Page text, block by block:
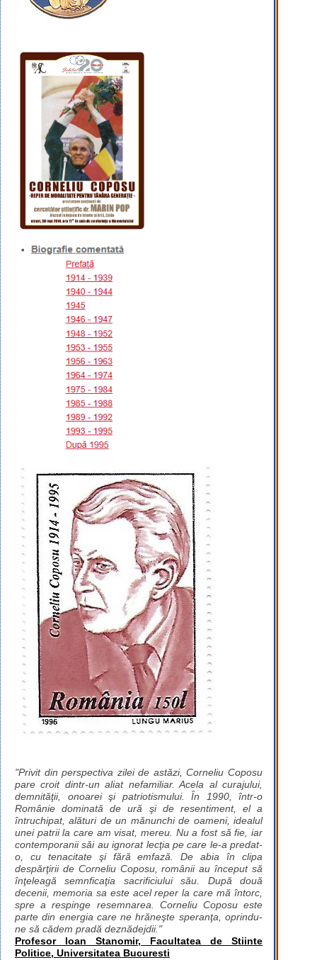
"Privit din perspectiva zilei de astăzi, Corneliu Coposu
pare croit dintr-un aliat nefamiliar. Acela al curajului,
demnităţii, onoarei şi patriotismului. În 1990, într-o
Românie dominată de ură şi de resentiment, el a
întruchipat, alături de un mănunchi de oameni, idealul
unei patrii la care am visat, mereu. Nu a fost să fie, iar
contemporanii săi au ignorat lecţia pe care le-a predat-
o, cu tenacitate şi fără emfază. De abia în clipa
despărţirii de Corneliu Coposu, românii au început să
înţeleagă semnficaţia sacrificiului său. După două
decenii, memoria sa este acel reper la care mă întorc,
spre a respinge resemnarea. Corneliu Coposu este
parte din energia care ne hrăneşte speranţa, oprindu-
ne să cădem pradă deznădejdii."
Profesor Ioan Stanomir, Facultatea de Stiinte
Politice, Universitatea Bucuresti